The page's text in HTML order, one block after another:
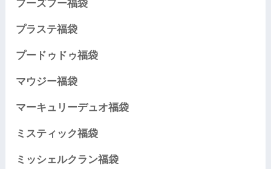
フーズフー福袋
プラステ福袋
プードゥドゥ福袋
マウジー福袋
マーキュリーデュオ福袋
ミスティック福袋
ミッシェルクラン福袋